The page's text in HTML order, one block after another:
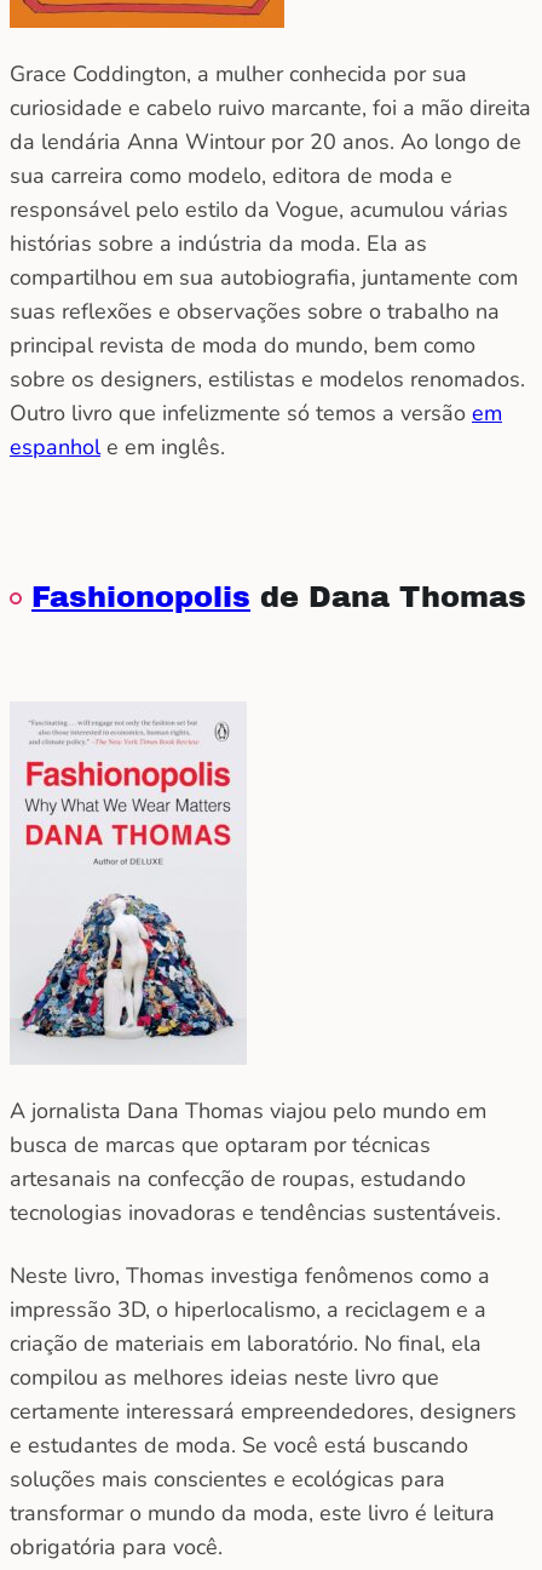
Grace Coddington, a mulher conhecida por sua
curiosidade e cabelo ruivo marcante, foi a mão direita
da lendária Anna Wintour por 20 anos. Ao longo de
sua carreira como modelo, editora de moda e
responsável pelo estilo da Vogue, acumulou várias
histórias sobre a indústria da moda. Ela as
compartilhou em sua autobiografia, juntamente com
suas reflexões e observações sobre o trabalho na
principal revista de moda do mundo, bem como
sobre os designers, estilistas e modelos renomados.
Outro livro que infelizmente só temos a versão em
espanhole em inglês.
Fashionopolis de Dana Thomas
A jornalista Dana Thomas viajou pelo mundo em
busca de marcas que optaram por técnicas
artesanais na confecção de roupas, estudando
tecnologias inovadoras e tendências sustentáveis.
Neste livro, Thomas investiga fenômenos como a
impressão 3D, o hiperlocalismo, a reciclagem e a
criação de materiais em laboratório. No final, ela
compilou as melhores ideias neste livro que
certamente interessará empreendedores, designers
e estudantes de moda. Se você está buscando
soluções mais conscientes e ecológicas para
transformar o mundo da moda, este livro é leitura
obrigatória para você.